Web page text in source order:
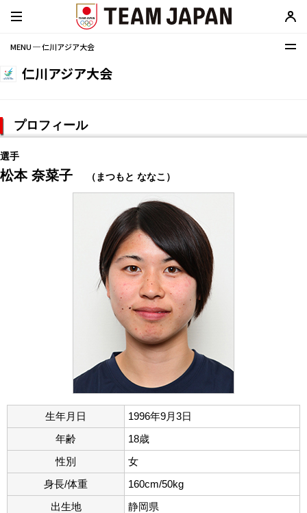
MENU ─ 仁川アジア大会
仁川アジア大会
プロフィール
選手
松本 奈菜子 （まつもと ななこ）
生年月日
1996年9月3日
年齢
18歳
性別
女
身長/体重
160cm/50kg
出生地
静岡県